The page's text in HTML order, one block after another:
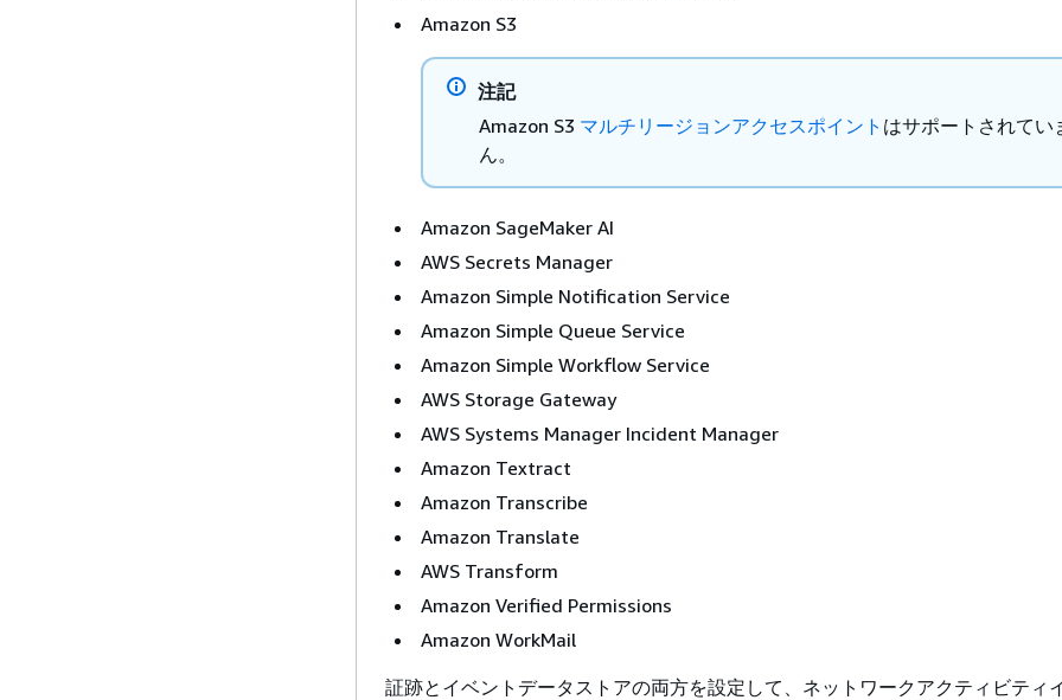
Amazon S3
注記
Amazon S3 マルチリージョンアクセスポイント はサポートされてい
ん。
Amazon SageMaker AI
AWS Secrets Manager
Amazon Simple Notification Service
Amazon Simple Queue Service
Amazon Simple Workflow Service
AWS Storage Gateway
AWS Systems Manager Incident Manager
Amazon Textract
Amazon Transcribe
Amazon Translate
AWS Transform
Amazon Verified Permissions
Amazon WorkMail
証跡とイベントデータストアの両方を設定して、ネットワークアクティビティ